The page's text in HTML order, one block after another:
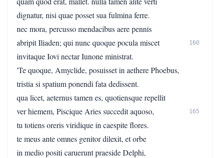
dignatur, nisi quae posset sua fulmina ferre.
nec mora, percusso mendacibus aere pennis
abripit Iliaden; qui nunc quoque pocula miscet
160
invitaque Iovi nectar Iunone ministrat.
'Te quoque, Amyclide, posuisset in aethere Phoebus,
tristia si spatium ponendi fata dedissent.
qua licet, aeternus tamen es, quotiensque repellit
ver hiemem, Piscique Aries succedit aquoso,
165
tu totiens oreris viridique in caespite flores.
te meus ante omnes genitor dilexit, et orbe
in medio positi caruerunt praeside Delphi,